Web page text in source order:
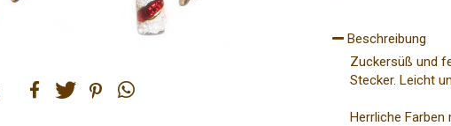
Beschreibung
Zuckersüß und
Stecker. Leicht
Herrliche